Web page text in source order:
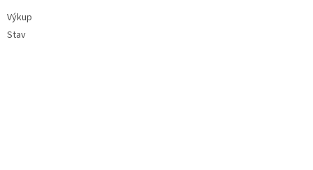
Výkup
Stav